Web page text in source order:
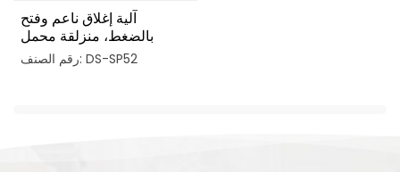
آلية إغلاق ناعم وفتح
بالضغط، منزلقة محمل
كروي
رقم الصنف: DS-SP52